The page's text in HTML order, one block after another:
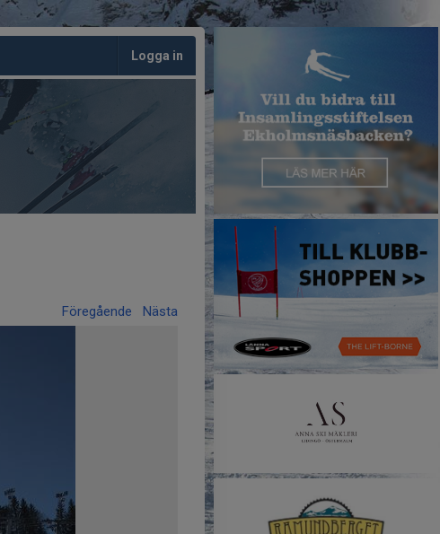
Logga in
Föregående Nästa